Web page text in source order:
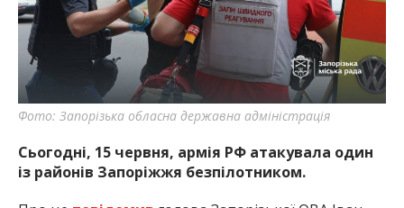
найважливішу інформацію про події
міста Запоріжжя та області.
Фото: Запорізька обласна державна адміністрація
Сьогодні, 15 червня, армія РФ атакувала один
із районів Запоріжжя безпілотником.